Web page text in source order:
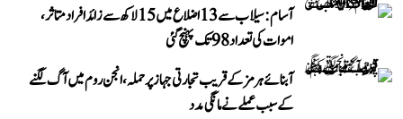
آسام: سیلاب سے 13 اضلاع میں 15 لاکھ سے زائد افراد متاثر،
اموات کی تعداد 98 تک پہنچ گئی
آبنائے ہرمز کے قریب تجارتی جہاز پر حملہ، انجن روم میں آگ لگنے
کے سبب عملے نے مانگی مدد